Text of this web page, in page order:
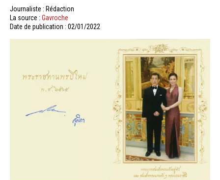
Journaliste : Rédaction
La source : Gavroche
Date de publication : 02/01/2022